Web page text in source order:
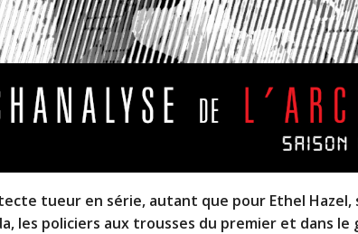
tueur en série, autant que pour Ethel Hazel,
les policiers aux trousses du premier et dans le